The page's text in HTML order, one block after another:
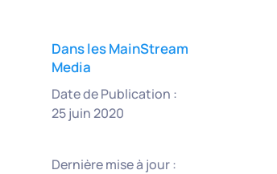
Dans les MainStream
Media
Date de Publication :
25 juin 2020
Dernière mise à jour :